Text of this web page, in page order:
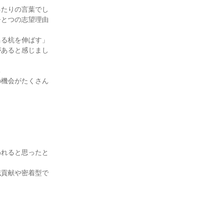
りの言葉でし
つの志望理由
杭を伸ばす」
ると感じまし
会がたくさん
ると思ったと
献や密着型で